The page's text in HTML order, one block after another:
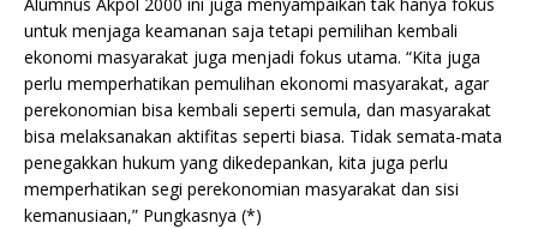
Alumnus Akpol 2000 ini juga menyampaikan tak hanya fokus
untuk menjaga keamanan saja tetapi pemilihan kembali
ekonomi masyarakat juga menjadi fokus utama. “Kita juga
perlu memperhatikan pemulihan ekonomi masyarakat, agar
perekonomian bisa kembali seperti semula, dan masyarakat
bisa melaksanakan aktifitas seperti biasa. Tidak semata-mata
penegakkan hukum yang dikedepankan, kita juga perlu
memperhatikan segi perekonomian masyarakat dan sisi
kemanusiaan,” Pungkasnya (*)